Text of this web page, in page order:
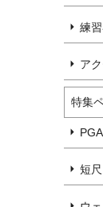
練
ア
特集
短